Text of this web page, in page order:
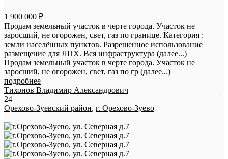
1 900 000 ₽
Продам земельный участок в черте города. Участок не
заросший, не огорожен, свет, газ по границе. Категория :
земли населённых пунктов. Разрешенное использование
размещение для ЛПХ. Вся инфраструктура (далее...)
Продам земельный участок в черте города. Участок не
заросший, не огорожен, свет, газ по гр (далее...)
подробнее
Тихонов Владимир Александрович
24
Орехово-Зуевский район, г. Орехово-Зуево